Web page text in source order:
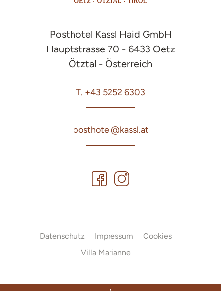
Posthotel Kassl Haid GmbH
Hauptstrasse 70 - 6433 Oetz
Ötztal - Österreich
T. +43 5252 6303
posthotel@kassl.at
Datenschutz Impressum
Cookies
Villa Marianne